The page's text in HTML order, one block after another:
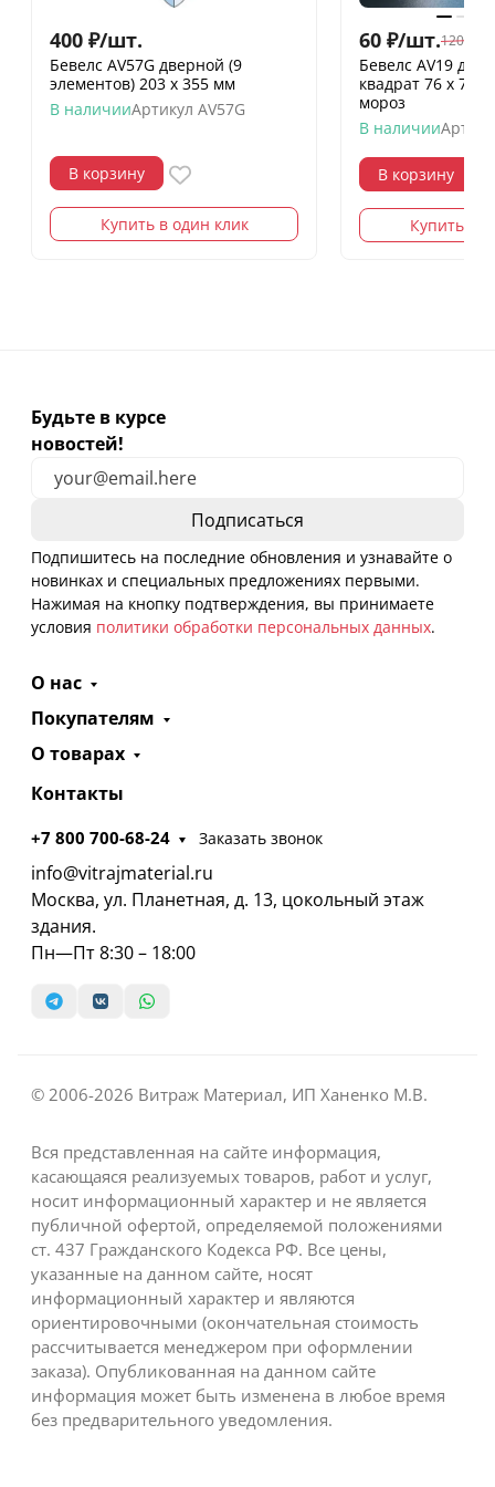
400 ₽/шт.
Бевелс AV57G дверной (9
элементов) 203 х 355 мм
В наличииАртикул AV57G
В корзину
Купить в один клик
60 ₽/шт.120
Бевелс AV19
квадрат 76 х 76
мороз
В наличии
В корзину
Купить в
Будьте в курсе
новостей!
Подпишитесь на последние обновления и узнавайте о
новинках и специальных предложениях первыми.
Нажимая на кнопку подтверждения, вы принимаете
условия политики обработки персональных данных.
О нас
Покупателям
О товарах
Контакты
+7 800 700-68-24 Заказать звонок
info@vitrajmaterial.ru
Москва, ул. Планетная, д. 13, цокольный этаж
здания.
Пн—Пт 8:30 – 18:00
© 2006-2026 Витраж Материал, ИП Ханенко М.В.
Вся представленная на сайте информация,
касающаяся реализуемых товаров, работ и услуг,
носит информационный характер и не является
публичной офертой, определяемой положениями
ст. 437 Гражданского Кодекса РФ. Все цены,
указанные на данном сайте, носят
информационный характер и являются
ориентировочными (окончательная стоимость
рассчитывается менеджером при оформлении
заказа). Опубликованная на данном сайте
информация может быть изменена в любое время
без предварительного уведомления.